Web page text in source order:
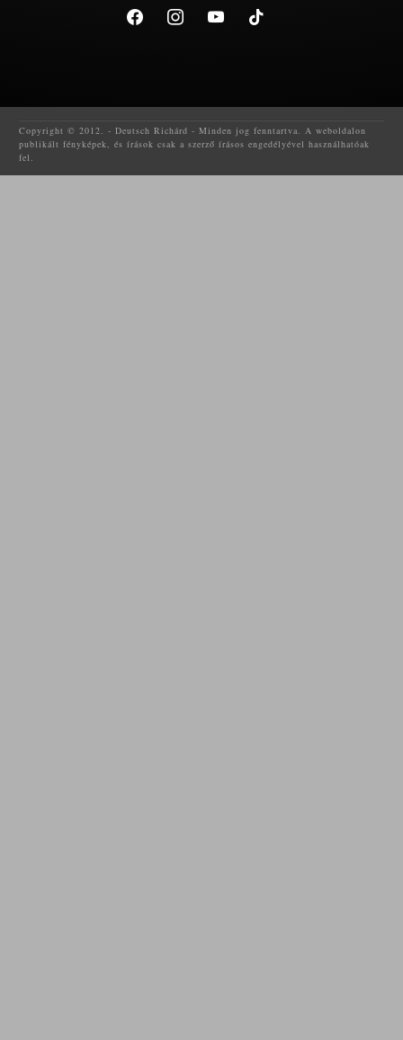
facebook instagram youtube tiktok
Copyright © 2012. - Deutsch Richárd - Minden jog fenntartva. A weboldalon
publikált fényképek, és írások csak a szerző írásos engedélyével használhatóak
fel.